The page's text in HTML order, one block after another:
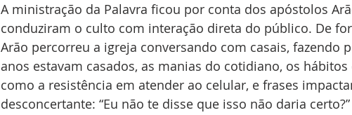
A ministração da Palavra ficou por conta dos apóstolos
conduziram o culto com interação direta do público. De
Arão percorreu a igreja conversando com casais, fazendo
anos estavam casados, as manias do cotidiano, os
como a resistência em atender ao celular, e frases
desconcertante: “Eu não te disse que isso não daria certo?”